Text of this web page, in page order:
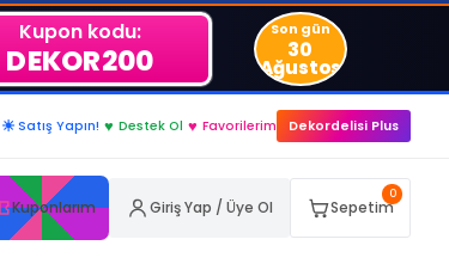
Kupon kodu:
DEKOR200
Son gün
30
Ağustos
☀ Satış Yapın! ♥ Destek Ol ♥ Favorilerim Dekordelisi Plus
Kuponlarım Giriş Yap / Üye Ol
0
Sepetim